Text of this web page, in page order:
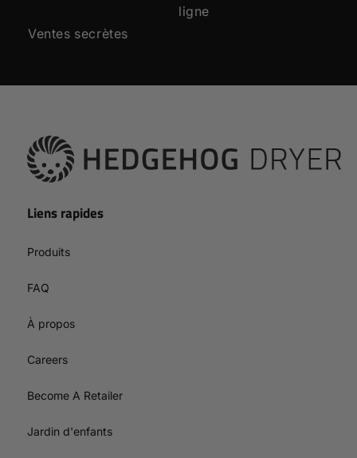
ligne
Ventes secrètes
Liens rapides
Produits
FAQ
À propos
Careers
Become A Retailer
Jardin d'enfants